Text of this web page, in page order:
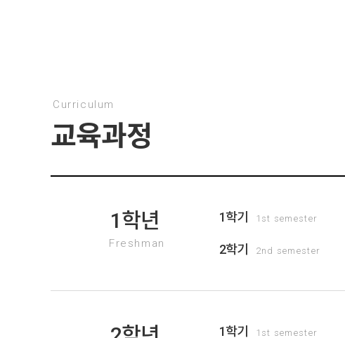
Curriculum
교육과정
1학년
Freshman
1학기 1st semester
2학기 2nd semester
1학기 1st semester